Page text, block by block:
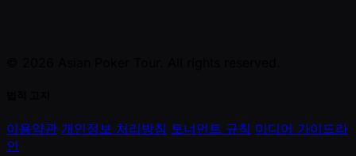
이용약관 개인정보 처리방침 토너먼트 규칙 미디어 가이드라
인